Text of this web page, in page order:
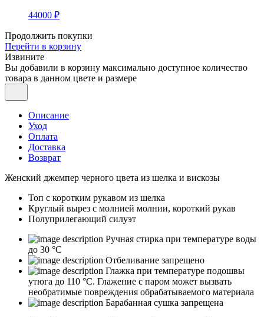
44000 ₽
Продолжить покупки
Перейти в корзину
Извините
Вы добавили в корзину максимально доступное количество
товара в данном цвете и размере
Описание
Уход
Оплата
Доставка
Возврат
Женский джемпер черного цвета из шелка и вискозы
Топ с коротким рукавом из шелка
Круглый вырез с молнией молнии, короткий рукав
Полуприлегающий силуэт
Ручная стирка при температуре воды
до 30 °C
Отбеливание запрещено
Глажка при температуре подошвы
утюга до 110 °C. Глажение с паром может вызвать
необратимые повреждения обрабатываемого материала
Барабанная сушка запрещена